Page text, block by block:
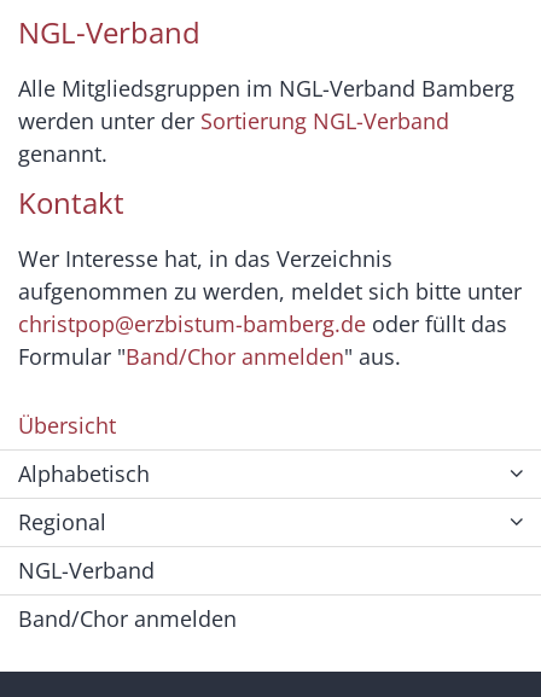
NGL-Verband
Alle Mitgliedsgruppen im NGL-Verband Bamberg
werden unter der Sortierung NGL-Verband
genannt.
Kontakt
Wer Interesse hat, in das Verzeichnis
aufgenommen zu werden, meldet sich bitte unter
christpop@erzbistum-bamberg.de oder füllt das
Formular "Band/Chor anmelden" aus.
Übersicht
Alphabetisch
Regional
NGL-Verband
Band/Chor anmelden